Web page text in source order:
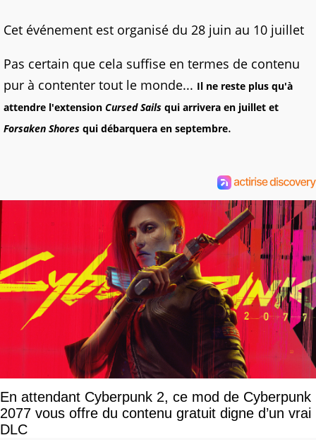
Cet événement est organisé du 28 juin au 10 juillet
Pas certain que cela suffise en termes de contenu
pur à contenter tout le monde... Il ne reste plus qu'à
attendre l'extension Cursed Sails qui arrivera en juillet et
Forsaken Shores qui débarquera en septembre.
En attendant Cyberpunk 2, ce mod de Cyberpunk
2077 vous offre du contenu gratuit digne d’un vrai
DLC